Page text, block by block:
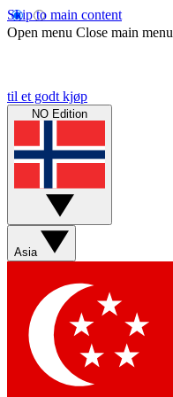
Skip to main content
Open menu Close main menu
til et godt kjøp
NO Edition
Asia